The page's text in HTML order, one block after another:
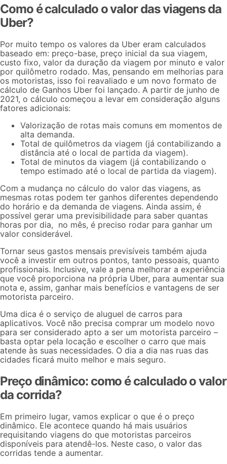
Como é calculado o valor das viagens da
Uber?
Por muito tempo os valores da Uber eram calculados
baseado em: preço-base, preço inicial da sua viagem,
custo fixo, valor da duração da viagem por minuto e valor
por quilômetro rodado. Mas, pensando em melhorias para
os motoristas, isso foi reavaliado e um novo formato de
cálculo de Ganhos Uber foi lançado. A partir de junho de
2021, o cálculo começou a levar em consideração alguns
fatores adicionais:
Valorização de rotas mais comuns em momentos de
alta demanda.
Total de quilômetros da viagem (já contabilizando a
distância até o local de partida da viagem).
Total de minutos da viagem (já contabilizando o
tempo estimado até o local de partida da viagem).
Com a mudança no cálculo do valor das viagens, as
mesmas rotas podem ter ganhos diferentes dependendo
do horário e da demanda de viagens. Ainda assim, é
possível gerar uma previsibilidade para saber quantas
horas por dia, no mês, é preciso rodar para ganhar um
valor considerável.
Tornar seus gastos mensais previsíveis também ajuda
você a investir em outros pontos, tanto pessoais, quanto
profissionais. Inclusive, vale a pena melhorar a experiência
que você proporciona na própria Uber, para aumentar sua
nota e, assim, ganhar mais benefícios e vantagens de ser
motorista parceiro.
Uma dica é o serviço de aluguel de carros para
aplicativos. Você não precisa comprar um modelo novo
para ser considerado apto a ser um motorista parceiro –
basta optar pela locação e escolher o carro que mais
atende às suas necessidades. O dia a dia nas ruas das
cidades ficará muito melhor e mais seguro.
Preço dinâmico: como é calculado o valor
da corrida?
Em primeiro lugar, vamos explicar o que é o preço
dinâmico. Ele acontece quando há mais usuários
requisitando viagens do que motoristas parceiros
disponíveis para atendê-los. Neste caso, o valor das
corridas tende a aumentar.